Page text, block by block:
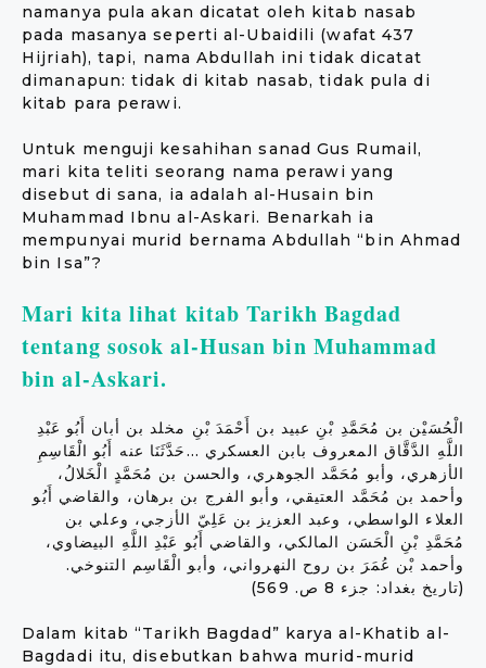
namanya pula akan dicatat oleh kitab nasab
pada masanya seperti al-Ubaidili (wafat 437
Hijriah), tapi, nama Abdullah ini tidak dicatat
dimanapun: tidak di kitab nasab, tidak pula di
kitab para perawi.
Untuk menguji kesahihan sanad Gus Rumail,
mari kita teliti seorang nama perawi yang
disebut di sana, ia adalah al-Husain bin
Muhammad Ibnu al-Askari. Benarkah ia
mempunyai murid bernama Abdullah “bin Ahmad
bin Isa”?
Mari kita lihat kitab Tarikh Bagdad
tentang sosok al-Husan bin Muhammad
bin al-Askari.
الْحُسَيْن بن مُحَمَّدِ بْنِ عبيد بن أَحْمَدَ بْنِ مخلد بن أبان أَبُو عَبْدِ
اللَّهِ الدَّقَّاق المعروف بابن العسكري …حَدَّثَنَا عنه أَبُو الْقَاسِمِ
الأزهري، وأبو مُحَمَّد الجوهري، والحسن بن مُحَمَّدٍ الْخَلالُ،
وأحمد بن مُحَمَّد العتيقي، وأبو الفرج بن برهان، والقاضي أَبُو
العلاء الواسطي، وعبد العزيز بن عَلِيّ الأزجي، وعلي بن
مُحَمَّدِ بْنِ الْحَسَن المالكي، والقاضي أَبُو عَبْدِ اللَّهِ البيضاوي،
وأحمد بْن عُمَرَ بن روح النهرواني، وأبو الْقَاسِم التنوخي.
(تاريخ بغداد: جزء 8 ص. 569)
Dalam kitab “Tarikh Bagdad” karya al-Khatib al-
Bagdadi itu, disebutkan bahwa murid-murid